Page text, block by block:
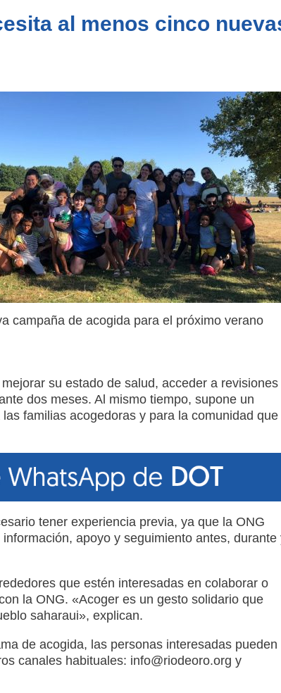
al menos cinco
campaña de acogida para el próximo verano
su estado de salud, acceder a revisiones
dos meses. Al mismo tiempo, supone un
familias acogedoras y para la comunidad que
tener experiencia previa, ya que la ONG
apoyo y seguimiento antes, durante
que estén interesadas en colaborar o
la ONG. «Acoger es un gesto solidario que
saharaui», explican.
de acogida, las personas interesadas pueden
canales habituales: info@riodeoro.org y